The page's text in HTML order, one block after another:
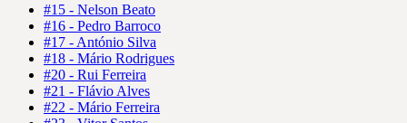
#15 - Nelson Beato
#16 - Pedro Barroco
#17 - António Silva
#18 - Mário Rodrigues
#20 - Rui Ferreira
#21 - Flávio Alves
#22 - Mário Ferreira